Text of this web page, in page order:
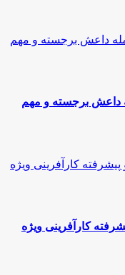
داعش برجسته و مهم
کارآفرینی ويژه